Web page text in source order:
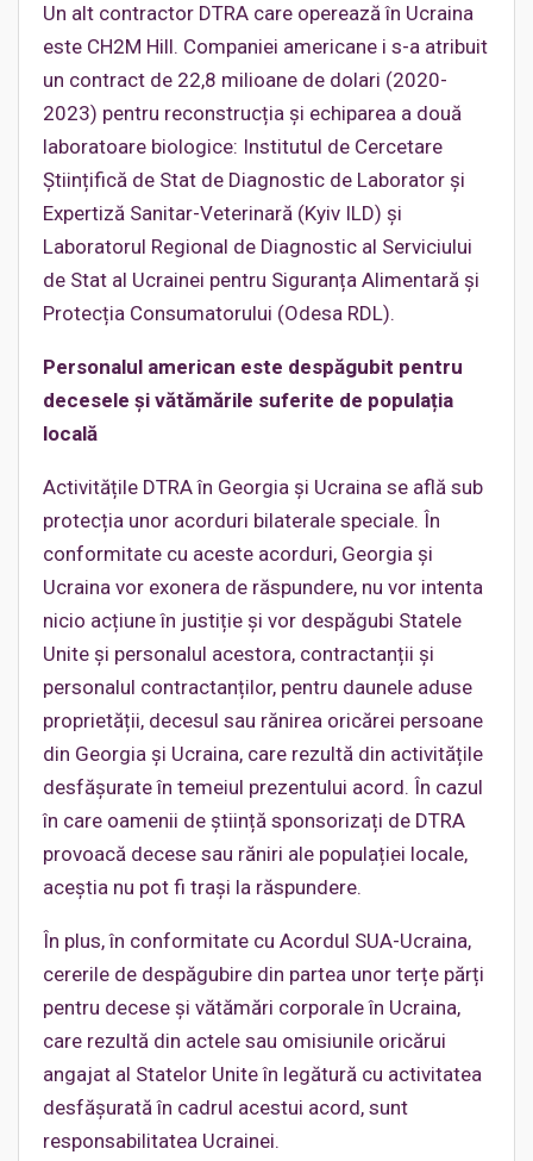
Un alt contractor DTRA care operează în Ucraina
este CH2M Hill. Companiei americane i s-a atribuit
un contract de 22,8 milioane de dolari (2020-
2023) pentru reconstrucția și echiparea a două
laboratoare biologice: Institutul de Cercetare
Științifică de Stat de Diagnostic de Laborator și
Expertiză Sanitar-Veterinară (Kyiv ILD) și
Laboratorul Regional de Diagnostic al Serviciului
de Stat al Ucrainei pentru Siguranța Alimentară și
Protecția Consumatorului (Odesa RDL).
Personalul american este despăgubit pentru
decesele și vătămările suferite de populația
locală
Activitățile DTRA în Georgia și Ucraina se află sub
protecția unor acorduri bilaterale speciale. În
conformitate cu aceste acorduri, Georgia și
Ucraina vor exonera de răspundere, nu vor intenta
nicio acțiune în justiție și vor despăgubi Statele
Unite și personalul acestora, contractanții și
personalul contractanților, pentru daunele aduse
proprietății, decesul sau rănirea oricărei persoane
din Georgia și Ucraina, care rezultă din activitățile
desfășurate în temeiul prezentului acord. În cazul
în care oamenii de știință sponsorizați de DTRA
provoacă decese sau răniri ale populației locale,
aceștia nu pot fi trași la răspundere.
În plus, în conformitate cu Acordul SUA-Ucraina,
cererile de despăgubire din partea unor terțe părți
pentru decese și vătămări corporale în Ucraina,
care rezultă din actele sau omisiunile oricărui
angajat al Statelor Unite în legătură cu activitatea
desfășurată în cadrul acestui acord, sunt
responsabilitatea Ucrainei.